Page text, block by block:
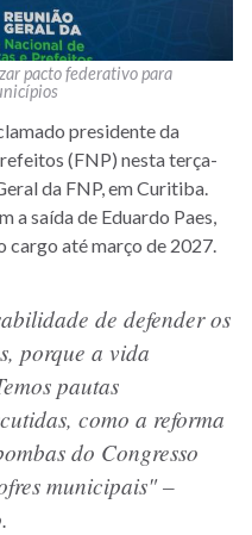
pacto federativo para
presidente da
(FNP) nesta terça-
da FNP, em Curitiba.
a saída de Eduardo Paes,
cargo até março de 2027.
de defender os
porque a vida
pautas
como a reforma
do Congresso
municipais" –